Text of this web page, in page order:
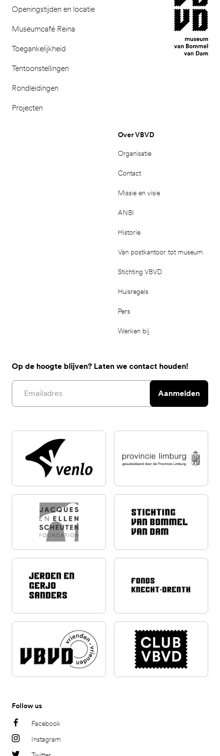
Openingstijden en locatie
Museumcafé Reina
Toegankelijkheid
Tentoonstellingen
Rondleidingen
Projecten
Over VBVD
Organisatie
Contact
Missie en visie
ANBI
Historie
Van postkantoor tot museum
Stichting VBVD
Huisregels
Pers
Werken bij
Op de hoogte blijven? Laten we contact houden!
Email address
Aanmelden
Follow us
Facebook
Instagram